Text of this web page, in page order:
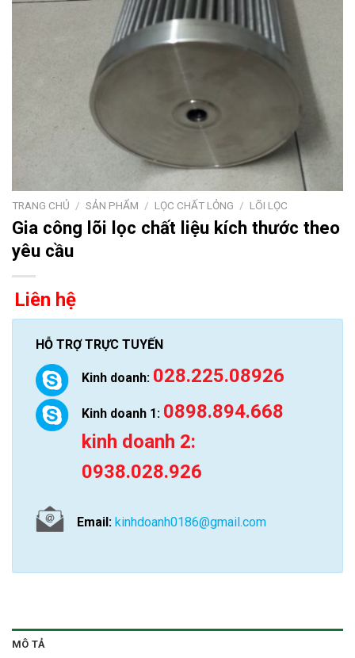
TRANG CHỦ / SẢN PHẨM / LỌC CHẤT LỎNG / LÕI LỌC
Gia công lõi lọc chất liệu kích thước theo
yêu cầu
Liên hệ
HỖ TRỢ TRỰC TUYẾN
Kinh doanh: 028.225.08926
Kinh doanh 1: 0898.894.668
kinh doanh 2:
0938.028.926
Email: kinhdoanh0186@gmail.com
MÔ TẢ